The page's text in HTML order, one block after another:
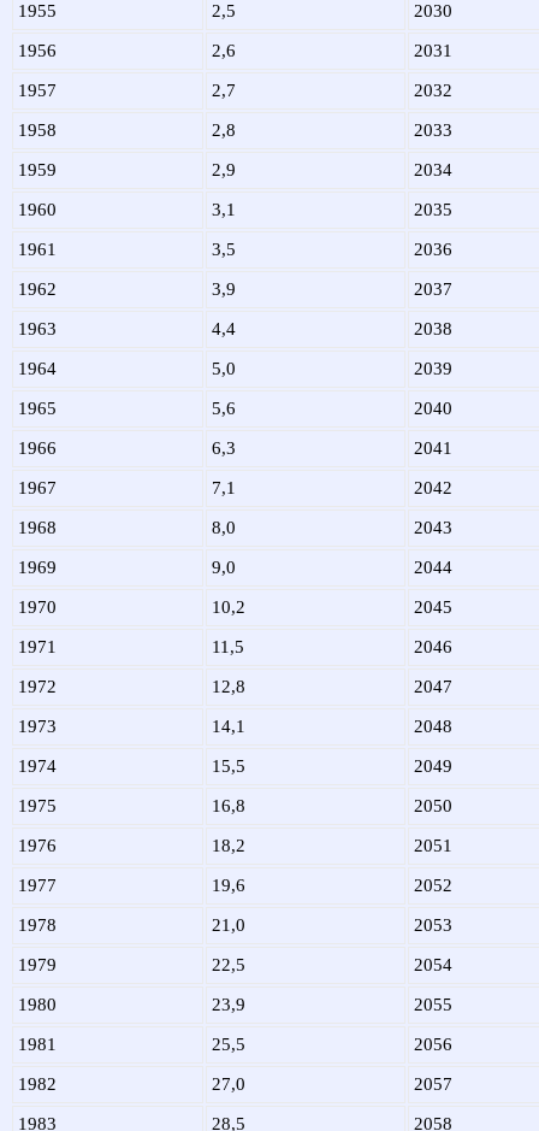
1955 2,5 2030
1956 2,6 2031
1957 2,7 2032
1958 2,8 2033
1959 2,9 2034
1960 3,1 2035
1961 3,5 2036
1962 3,9 2037
1963 4,4 2038
1964 5,0 2039
1965 5,6 2040
1966 6,3 2041
1967 7,1 2042
1968 8,0 2043
1969 9,0 2044
1970 10,2 2045
1971 11,5 2046
1972 12,8 2047
1973 14,1 2048
1974 15,5 2049
1975 16,8 2050
1976 18,2 2051
1977 19,6 2052
1978 21,0 2053
1979 22,5 2054
1980 23,9 2055
1981 25,5 2056
1982 27,0 2057
1983 28,5 2058